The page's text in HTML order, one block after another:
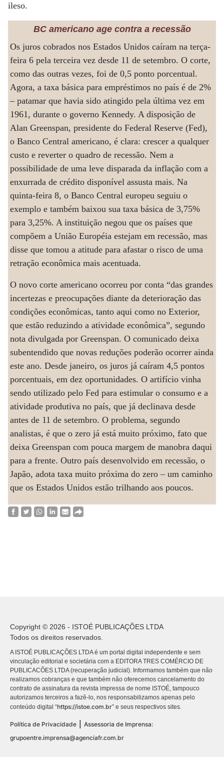
ileso.
BC americano age contra a recessão
Os juros cobrados nos Estados Unidos caíram na terça-
feira 6 pela terceira vez desde 11 de setembro. O corte,
como das outras vezes, foi de 0,5 ponto porcentual.
Agora, a taxa básica para empréstimos no país é de 2%
– patamar que havia sido atingido pela última vez em
1961, durante o governo Kennedy. A disposição de
Alan Greenspan, presidente do Federal Reserve (Fed),
o Banco Central americano, é clara: crescer a qualquer
custo e reverter o quadro de recessão. Nem a
possibilidade de uma leve disparada da inflação com a
enxurrada de crédito disponível assusta mais. Na
quinta-feira 8, o Banco Central europeu seguiu o
exemplo e também baixou sua taxa básica de 3,75%
para 3,25%. A instituição negou que os países que
compõem a União Européia estejam em recessão, mas
disse que tomou a atitude para afastar o risco de uma
retração econômica mais acentuada.
O novo corte americano ocorreu por conta “das grandes
incertezas e preocupações diante da deterioração das
condições econômicas, tanto aqui como no Exterior,
que estão reduzindo a atividade econômica”, segundo
nota divulgada por Greenspan. O comunicado deixa
subentendido que novas reduções poderão ocorrer ainda
este ano. Desde janeiro, os juros já caíram 4,5 pontos
porcentuais, em dez oportunidades. O artifício vinha
sendo utilizado pelo Fed para estimular o consumo e a
atividade produtiva no país, que já declinava desde
antes de 11 de setembro. O problema, segundo
analistas, é que o zero já está muito próximo, fato que
deixa Greenspan com pouca margem de manobra daqui
para a frente. Outro país desenvolvido em recessão, o
Japão, adota taxa muito próxima do zero – um caminho
que os Estados Unidos estão trilhando aos poucos.
Copyright © 2026 - ISTOÉ PUBLICAÇÕES LTDA
Todos os direitos reservados.
A ISTOÉ PUBLICAÇÕES LTDA é um portal digital independente e sem
vinculação editorial e societária com a EDITORA TRES COMÉRCIO DE
PUBLICACÕES LTDA (recuperação judicial). Informamos também que não
realizamos cobranças e que também não oferecemos cancelamento do
contrato de assinatura da revista impressa de nome ISTOÉ, tampouco
autorizamos terceiros a fazê-lo, nos responsabilizamos apenas pelo
conteúdo digital “https://istoe.com.br” e seus respectivos sites.
Política de Privacidade
Assessoria de Imprensa:
grupoentre.imprensa@agenciafr.com.br